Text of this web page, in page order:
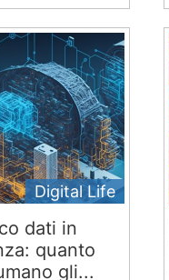
Digital Life
dati in
quanto
gli...